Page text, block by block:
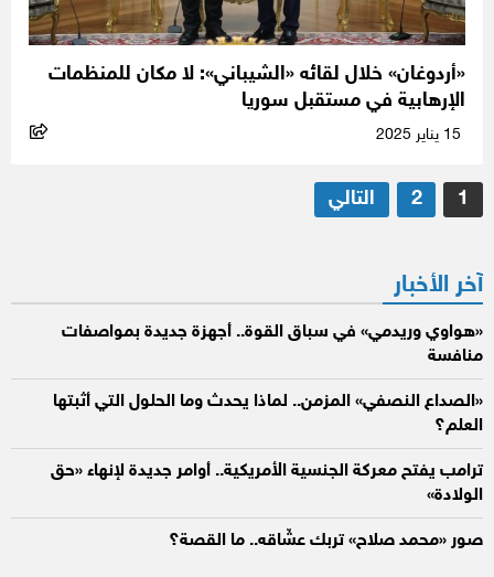
«أردوغان» خلال لقائه «الشيباني»: لا مكان للمنظمات
الإرهابية في مستقبل سوريا
تعدد
صفحات
1
2 التالي
آخر الأخبار
«هواوي وريدمي» في سباق القوة.. أجهزة جديدة بمواصفات
منافسة
«الصداع النصفي» المزمن.. لماذا يحدث وما الحلول التي أثبتها
العلم؟
ترامب يفتح معركة الجنسية الأمريكية.. أوامر جديدة لإنهاء «حق
الولادة»
صور «محمد صلاح» تربك عشّاقه.. ما القصة؟